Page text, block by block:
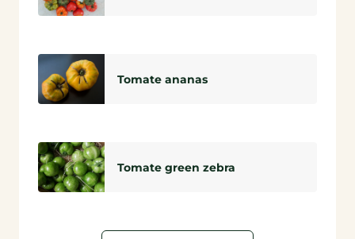
Tomate ananas
Tomate green zebra